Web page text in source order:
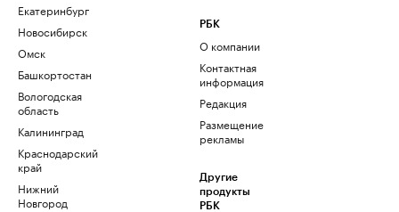
Екатеринбург
Новосибирск
Омск
Башкортостан
Вологодская
область
Калининград
Краснодарский
край
Нижний
Новгород
РБК
О компании
Контактная
информация
Редакция
Размещение
рекламы
Другие
продукты
РБК